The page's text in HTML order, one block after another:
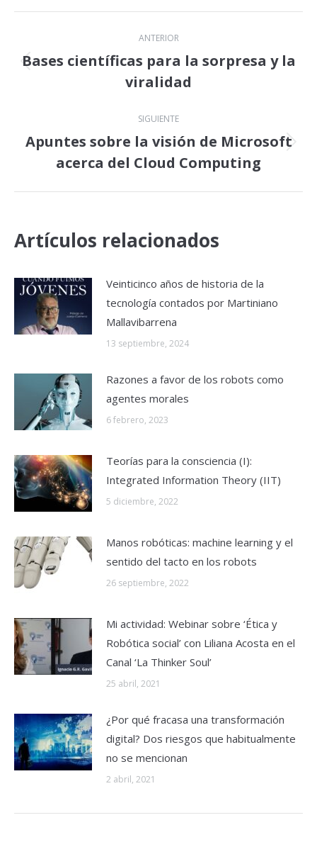
Navegación
entre
publicaciones
ANTERIOR
Publicación
anterior:
Bases científicas para la sorpresa y la
viralidad
SIGUIENTE
Publicación
siguiente:
Apuntes sobre la visión de Microsoft
acerca del Cloud Computing
Artículos relacionados
Veinticinco años de historia de la
tecnología contados por Martiniano
Mallavibarrena
13 septiembre, 2024
Razones a favor de los robots como
agentes morales
6 febrero, 2023
Teorías para la consciencia (I):
Integrated Information Theory (IIT)
5 diciembre, 2022
Manos robóticas: machine learning y el
sentido del tacto en los robots
26 septiembre, 2022
Mi actividad: Webinar sobre ‘Ética y
Robótica social’ con Liliana Acosta en el
Canal ‘La Thinker Soul’
25 abril, 2021
¿Por qué fracasa una transformación
digital? Dos riesgos que habitualmente
no se mencionan
2 abril, 2021